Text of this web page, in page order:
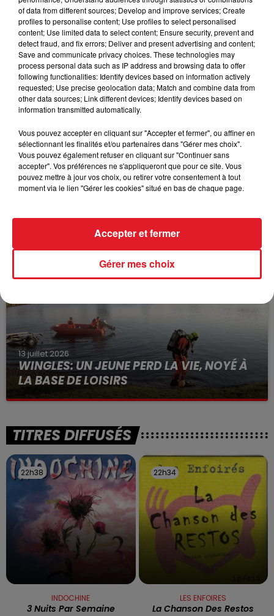
délégation d’enseignants de l’école a aussi été reçue
en sous-préfecture.
FIL D'ACTUS
VOLONTAIRE EN COURS, APRÈS LA...
Selon les premiers éléments, le logement servait
à des prostituées
13 juillet 2026
WINGLES: UN JEUNE PERD LA VIE, NOYÉ À
LA BASE DE LOISIRS
La victime a coulé à pic
TITRES DIFFUSÉS
22h38
22h38
INDOCHINE
3 Nuits Par Semaine
22h34
22h34
LES ENFOIRES
La Chanson Des Restos
of data from different sources; Develop and improve services; Create
profiles to personalise content; Use profiles to select personalised
content; Use limited data to select content; Ensure security, prevent and
detect fraud, and fix errors; Deliver and present advertising and content;
Save and communicate privacy choices. These technologies may
process personal data such as IP address and browsing data to offer
following functionalities: Identify devices based on information actively
requested; Use precise geolocation data; Match and combine data from
other data sources; Link different devices; Identify devices based on
information transmitted automatically.
Vous pouvez accepter en cliquant sur "Accepter et fermer", ou affiner en
sélectionnant les finalités et/ou partenaires dans "Gérer mes choix".
Vous pouvez également refuser en cliquant sur "Continuer sans
accepter". Vos préférences ne s'appliqueront que pour ce site. Vous
pouvez mettre à jour vos choix, ou retirer votre consentement à tout
moment via le lien "Gérer les cookies" situé en bas de chaque page.
Gérer mes choix
Accepter et fermer